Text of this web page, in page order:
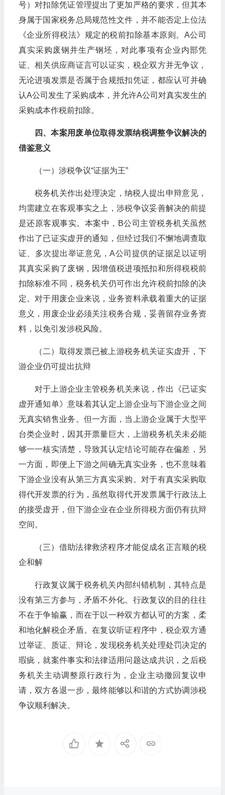
号）对扣除凭证管理提出了更加严格的要求，但其本
身属于国家税务总局规范性文件，并不能否定上位法
《企业所得税法》规定的税前扣除基本原则。A公司
真实采购废钢并生产钢坯，对此事项有企业内部凭
证、相关供应商证言可以证实，税企双方并无争议，
无论进项发票是否属于合规抵扣凭证，都应认可并确
认A公司发生了采购成本，并允许A公司对真实发生的
采购成本作税前扣除。
四、本案用废单位取得发票纳税调整争议解决的
借鉴意义
（一）涉税争议“证据为王”
税务机关作出处理决定，纳税人提出申辩意见，
均需建立在客观事实之上，涉税争议妥善解决的前提
是还原客观事实。本案中，B公司主管税务机关虽然
作出了已证实虚开的通知，但经过我们不懈地调查取
证、多次提出举证意见，A公司提供的证据足以证明
其真实采购了废钢，因增值税进项抵扣和所得税税前
扣除标准不同，税务机关仍可作出允许税前扣除的决
定。对于用废企业来说，业务资料承载着重大的证据
意义，用废企业必须关注税务合规，妥善留存业务资
料，以免引发涉税风险。
（二）取得发票已被上游税务机关证实虚开，下
游企业仍可提出抗辩
对于上游企业主管税务机关来说，作出《已证实
虚开通知单》意味着其认定上游企业与下游企业之间
无真实销售业务。但一方面，当上游企业属于大型平
台类企业时，因其开票量巨大，上游税务机关未必能
够一一核实清楚，导致其认定结论可能存在偏差，另
一方面，即便上下游之间确无真实业务，也不意味着
下游企业没有从第三方真实采购。对于有真实采购取
得代开发票的行为，虽然取得代开发票属于行政法上
的接受虚开，但下游企业在企业所得税方面仍有抗辩
空间。
（三）借助法律救济程序才能促成名正言顺的税
企和解
行政复议属于税务机关内部纠错机制，其特点是
没有第三方参与，矛盾不外化。行政复议的目的往往
不在于争输赢，而在于以一种双方都认可的方案，柔
和地化解税企矛盾。在复议听证程序中，税企双方通
过举证、质证、辩论，发现税务机关处理处罚决定的
瑕疵，就案件事实和法律适用问题达成共识，之后税
务机关主动调整原行政行为，企业主动撤回复议申
请，双方各退一步，最终能够以和谐的方式协调涉税
争议顺利解决。